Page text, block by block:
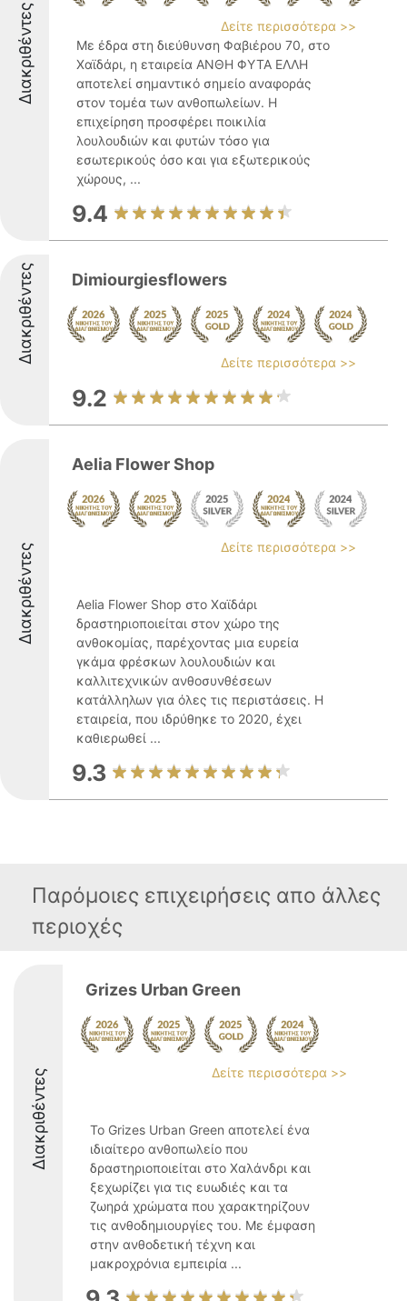
Διακριθέντες
Δείτε περισσότερα >>
Με έδρα στη διεύθυνση Φαβιέρου 70, στο
Χαϊδάρι, η εταιρεία ΑΝΘΗ ΦΥΤΑ ΕΛΛΗ
αποτελεί σημαντικό σημείο αναφοράς
στον τομέα των ανθοπωλείων. Η
επιχείρηση προσφέρει ποικιλία
λουλουδιών και φυτών τόσο για
εσωτερικούς όσο και για εξωτερικούς
χώρους, ...
9.4
Διακριθέντες Dimiourgiesflowers
Δείτε περισσότερα >>
9.2
Διακριθέντες
Aelia Flower Shop
Δείτε περισσότερα >>
Aelia Flower Shop στο Χαϊδάρι
δραστηριοποιείται στον χώρο της
ανθοκομίας, παρέχοντας μια ευρεία
γκάμα φρέσκων λουλουδιών και
καλλιτεχνικών ανθοσυνθέσεων
κατάλληλων για όλες τις περιστάσεις. Η
εταιρεία, που ιδρύθηκε το 2020, έχει
καθιερωθεί ...
9.3
Παρόμοιες επιχειρήσεις απο άλλες
περιοχές
Διακριθέντες
Grizes Urban Green
Δείτε περισσότερα >>
Το Grizes Urban Green αποτελεί ένα
ιδιαίτερο ανθοπωλείο που
δραστηριοποιείται στο Χαλάνδρι και
ξεχωρίζει για τις ευωδιές και τα
ζωηρά χρώματα που χαρακτηρίζουν
τις ανθοδημιουργίες του. Με έμφαση
στην ανθοδετική τέχνη και
μακροχρόνια εμπειρία ...